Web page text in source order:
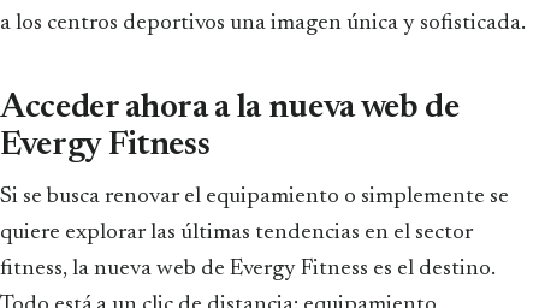
a los centros deportivos una imagen única y sofisticada.
Acceder ahora a la nueva web de
Evergy Fitness
Si se busca renovar el equipamiento o simplemente se
quiere explorar las últimas tendencias en el sector
fitness, la nueva web de Evergy Fitness es el destino.